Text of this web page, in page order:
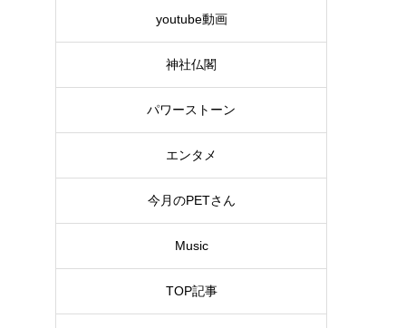
youtube動画
神社仏閣
パワーストーン
エンタメ
今月のPETさん
Music
TOP記事